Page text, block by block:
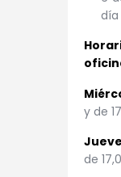
día
y de
de